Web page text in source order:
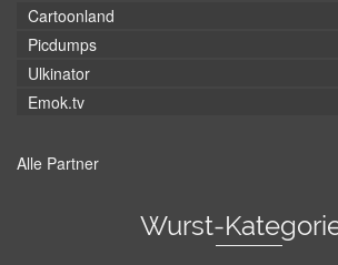
Cartoonland
Picdumps
Ulkinator
Emok.tv
Alle Partner
Wurst-